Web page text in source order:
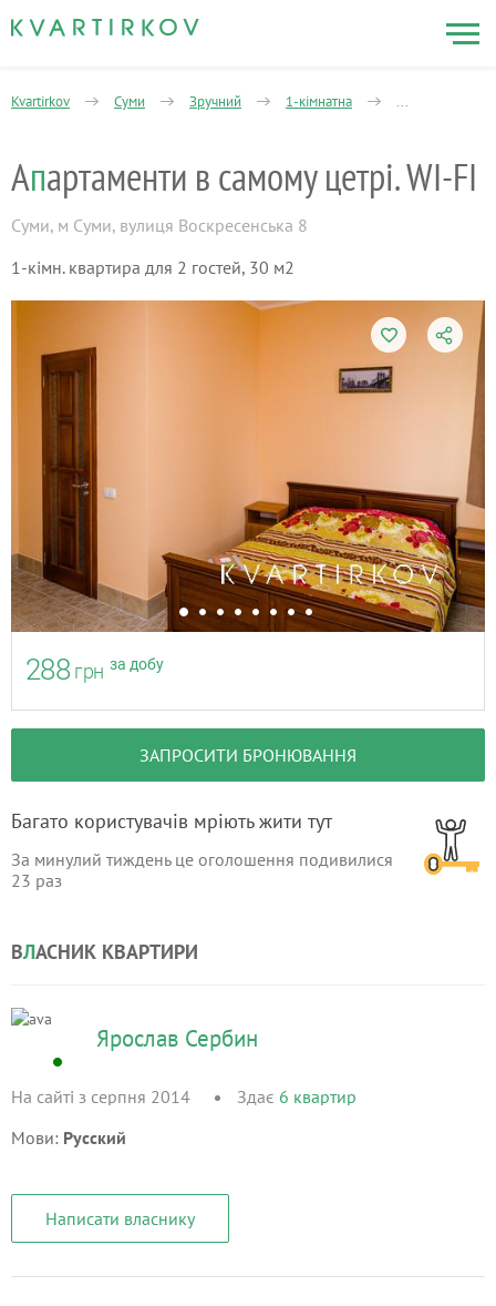
Kvartirkov Суми Зручний 1-кімнатна Воскресенська
Апартаменти в самому цетрі. WI-FI
Суми, м Суми, вулиця Воскресенська 8
1-кімн. квартира для 2 гостей, 30 м2
288 грн за добу
ЗАПРОСИТИ БРОНЮВАННЯ
Багато користувачів мріють жити тут
За минулий тиждень це оголошення подивилися
23 раз
ВЛАСНИК КВАРТИРИ
Ярослав Сербин
На сайті з серпня 2014 Здає 6 квартир
Мови: Русский
Написати власнику